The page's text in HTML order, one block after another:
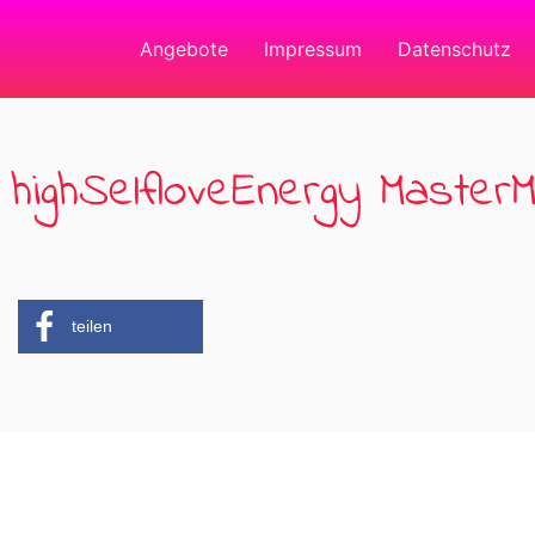
Angebote Impressum Datenschutz
highSelfloveEnergy
teilen